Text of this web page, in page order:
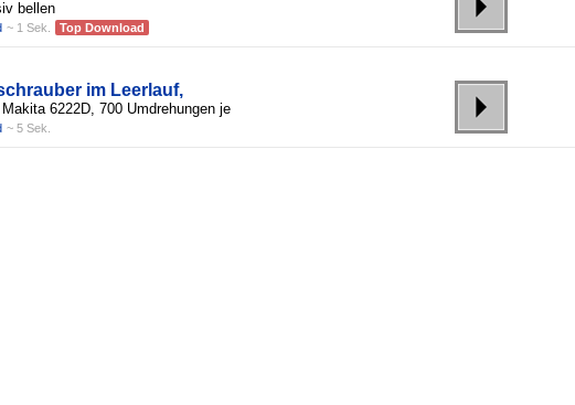
bellen
~ 1 Sek. Top Download
im Leerlauf,
6222D, 700 Umdrehungen je
~ 5 Sek.